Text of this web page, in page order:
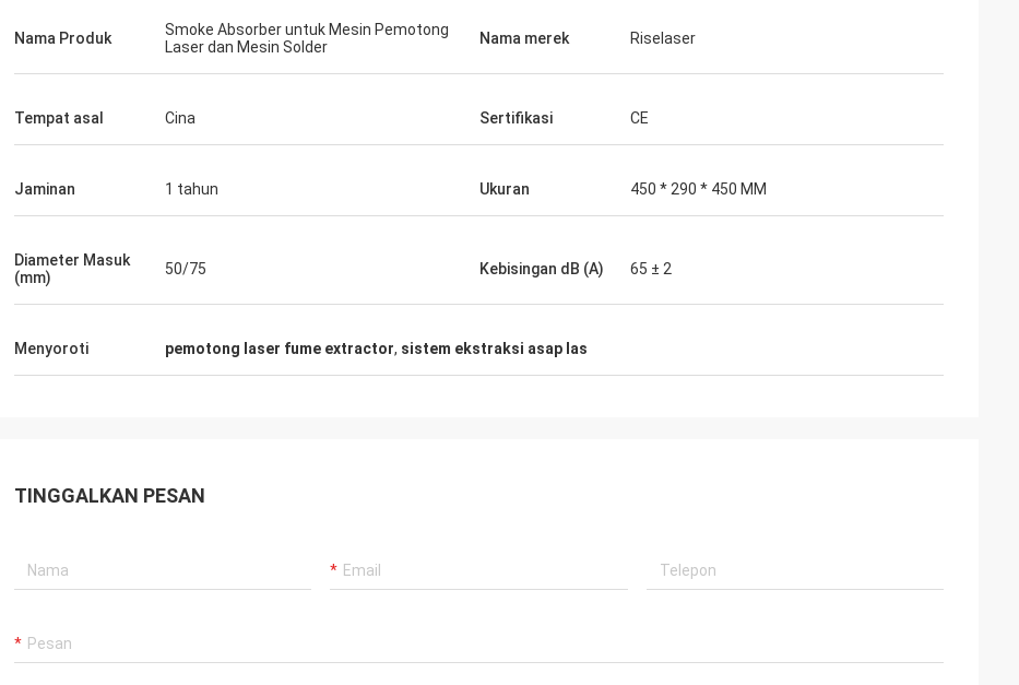
Mesinnya terlihat kokoh ... kekar .. seperti
Gustavo
Terima kasih atas pengemasannya. Paket
Nama Produk
Smoke Absorber untuk Mesin Pemotong
Laser dan Mesin Solder
Nama merek Riselaser
Tempat asal Cina Sertifikasi CE
Jaminan 1 tahun Ukuran 450 * 290 * 450 MM
Diameter Masuk
(mm)
50/75 Kebisingan dB (A) 65 ± 2
Menyoroti pemotong laser fume extractor, sistem ekstraksi asap las
TINGGALKAN PESAN